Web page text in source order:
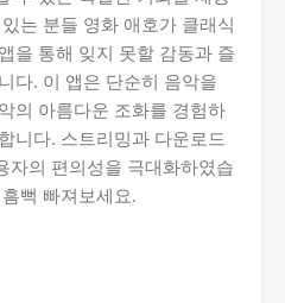
는 분들 영화 애호가 클래식
을 통해 잊지 못할 감동과 즐
다. 이 앱은 단순히 음악을
의 아름다운 조화를 경험하
니다. 스트리밍과 다운로드
자의 편의성을 극대화하였습
뻑 빠져보세요.